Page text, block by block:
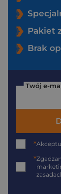
Pakiet
Brak
Twój e-
*
*